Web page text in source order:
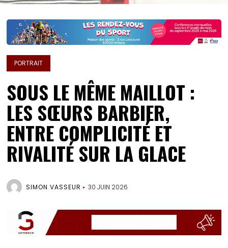
PORTRAIT
SOUS LE MÊME MAILLOT :
LES SŒURS BARBIER,
ENTRE COMPLICITÉ ET
RIVALITÉ SUR LA GLACE
SIMON VASSEUR 30 JUIN 2026